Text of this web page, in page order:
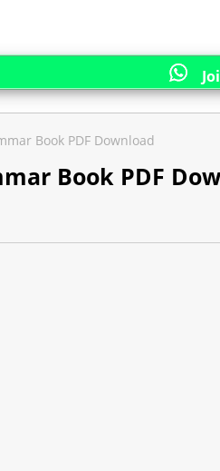
Book PDF Download
Book PDF